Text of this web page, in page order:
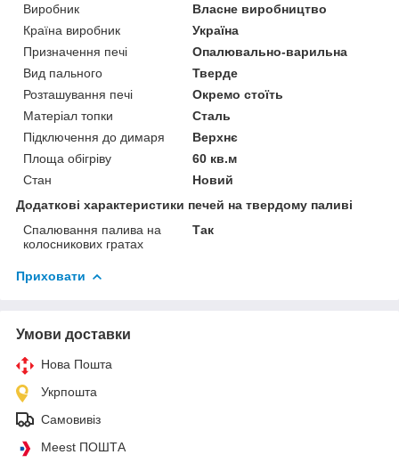
Виробник
Власне виробництво
Країна виробник
Україна
Призначення печі
Опалювально-варильна
Вид пального
Тверде
Розташування печі
Окремо стоїть
Матеріал топки
Сталь
Підключення до димаря
Верхнє
Площа обігріву
60 кв.м
Стан
Новий
Додаткові характеристики печей на твердому паливі
Спалювання палива на
колосникових гратах
Так
Приховати
Умови доставки
Нова Пошта
Укрпошта
Самовивіз
Meest ПОШТА